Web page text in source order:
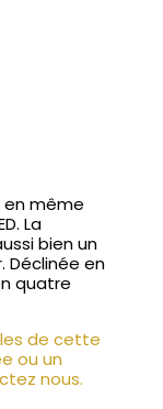
même
La
bien un
Déclinée en
quatre
de cette
ou un
nous.